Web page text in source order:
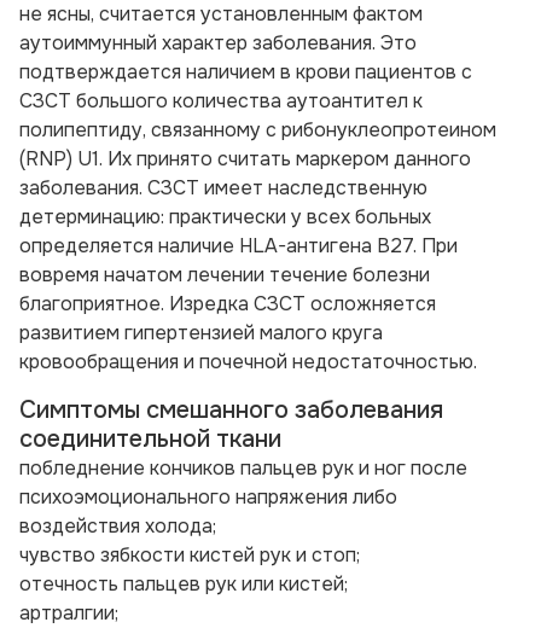
не ясны, считается установленным фактом
аутоиммунный характер заболевания. Это
подтверждается наличием в крови пациентов с
СЗСТ большого количества аутоантител к
полипептиду, связанному с рибонуклеопротеином
(RNP) U1. Их принято считать маркером данного
заболевания. СЗСТ имеет наследственную
детерминацию: практически у всех больных
определяется наличие HLA-антигена В27. При
вовремя начатом лечении течение болезни
благоприятное. Изредка СЗСТ осложняется
развитием гипертензией малого круга
кровообращения и почечной недостаточностью.
Симптомы смешанного заболевания
соединительной ткани
побледнение кончиков пальцев рук и ног после
психоэмоционального напряжения либо
воздействия холода;
чувство зябкости кистей рук и стоп;
отечность пальцев рук или кистей;
артралгии;